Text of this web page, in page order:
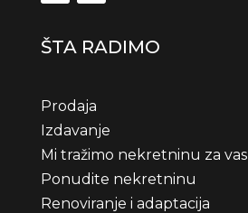
ŠTA RADIMO
Prodaja
Izdavanje
Mi tražimo nekretninu za vas
Ponudite nekretninu
Renoviranje i adaptacija